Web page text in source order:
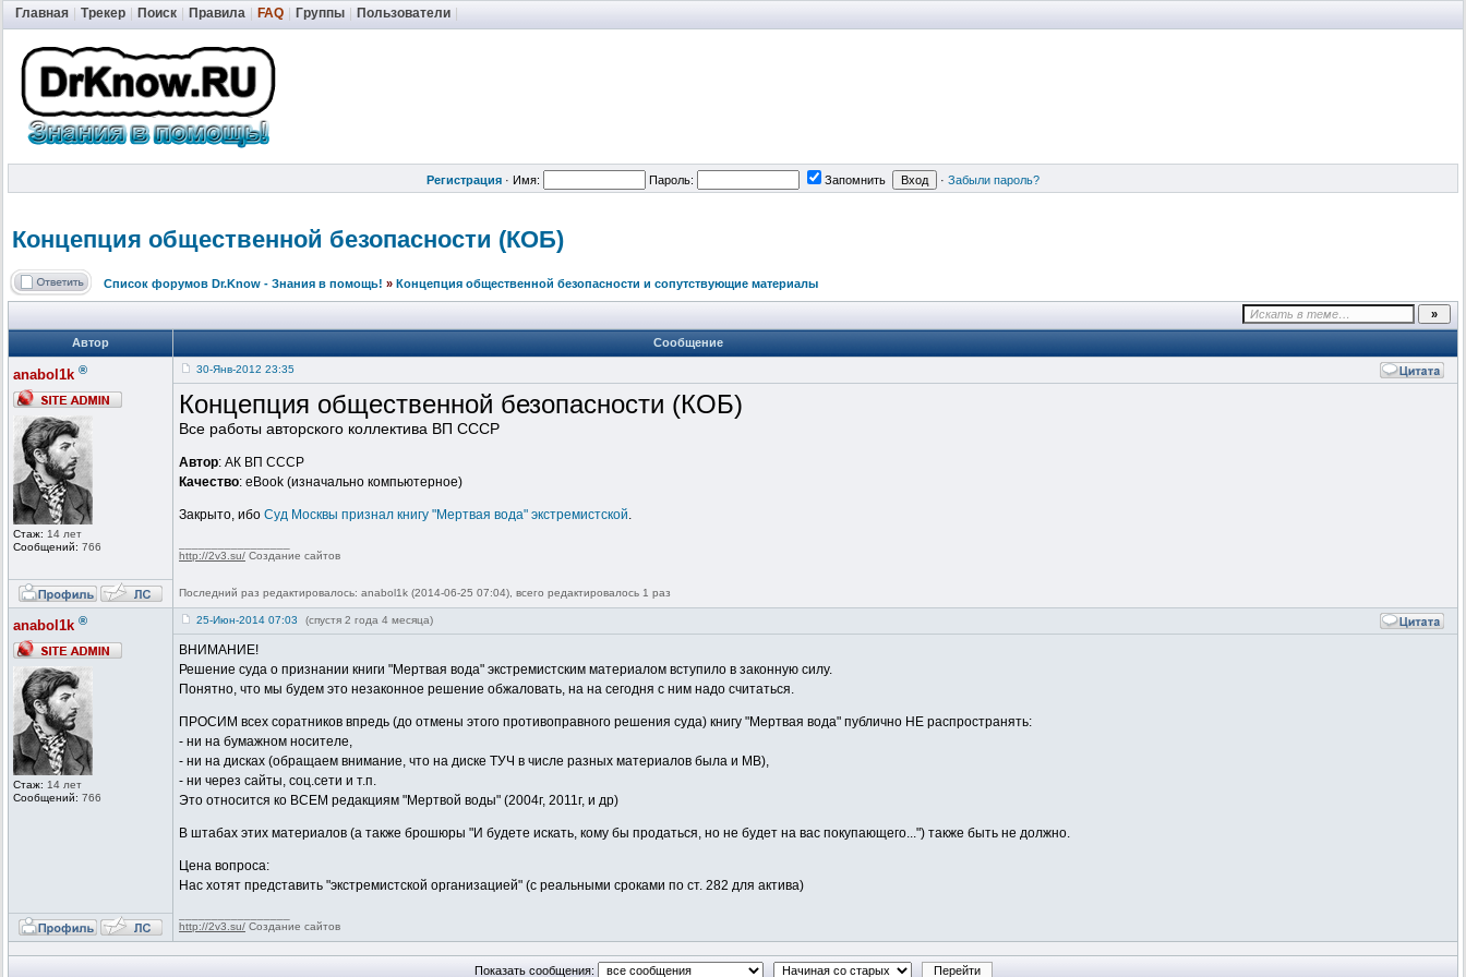
Главная Трекер Поиск Правила FAQ Группы Пользователи
Регистрация · Имя: Пароль: Запомнить · Забыли пароль?
Концепция общественной безопасности (КОБ)
Список форумов Dr.Know - Знания в помощь! » Концепция общественной безопасности и сопутствующие материалы
Автор Сообщение
anabol1k ®
Стаж: 14 лет
Сообщений: 766
30-Янв-2012 23:35
Концепция общественной безопасности (КОБ)
Все работы авторского коллектива ВП СССР
Автор: АК ВП СССР
Качество: eBook (изначально компьютерное)
Закрыто, ибо Суд Москвы признал книгу "Мертвая вода" экстремистской.
http://2v3.su/ Создание сайтов
Последний раз редактировалось: anabol1k (2014-06-25 07:04), всего редактировалось 1 раз
anabol1k ®
Стаж: 14 лет
Сообщений: 766
25-Июн-2014 07:03 (спустя 2 года 4 месяца)
ВНИМАНИЕ!
Решение суда о признании книги "Мертвая вода" экстремистским материалом вступило в законную силу.
Понятно, что мы будем это незаконное решение обжаловать, на на сегодня с ним надо считаться.
ПРОСИМ всех соратников впредь (до отмены этого противоправного решения суда) книгу "Мертвая вода" публично НЕ распространять:
- ни на бумажном носителе,
- ни на дисках (обращаем внимание, что на диске ТУЧ в числе разных материалов была и МВ),
- ни через сайты, соц.сети и т.п.
Это относится ко ВСЕМ редакциям "Мертвой воды" (2004г, 2011г, и др)
В штабах этих материалов (а также брошюры "И будете искать, кому бы продаться, но не будет на вас покупающего...") также быть не должно.
Цена вопроса:
Нас хотят представить "экстремистской организацией" (с реальными сроками по ст. 282 для актива)
http://2v3.su/ Создание сайтов
Показать сообщения: